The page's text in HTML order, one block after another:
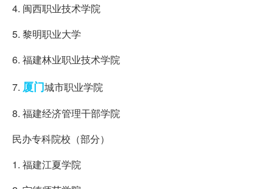
4. 闽西职业技术学院
5. 黎明职业大学
6. 福建林业职业技术学院
7. 厦门城市职业学院
8. 福建经济管理干部学院
民办专科院校（部分）
1. 福建江夏学院